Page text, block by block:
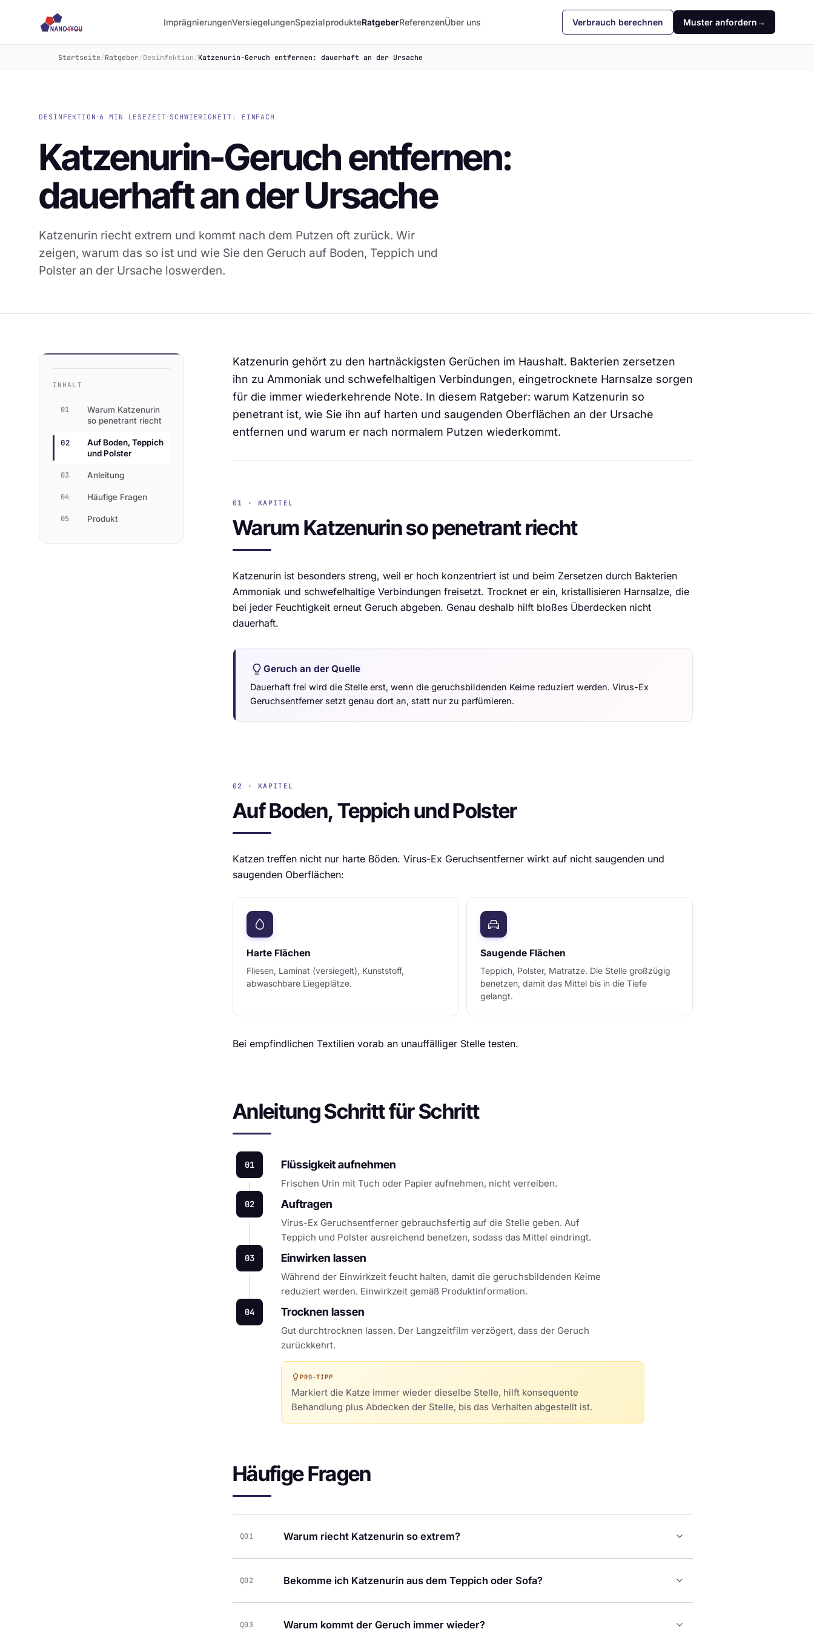
ImprägnierungenVersiegelungenSpezialprodukteRatgeberReferenzenÜber uns Verbrauch berechnen Muster anfordern→
Startseite /Ratgeber /Desinfektion /Katzenurin-Geruch entfernen: dauerhaft an der Ursache
DESINFEKTION ·6 MIN LESEZEIT· SCHWIERIGKEIT: EINFACH
Katzenurin-Geruch entfernen:
dauerhaft an der Ursache
Katzenurin riecht extrem und kommt nach dem Putzen oft zurück. Wir
zeigen, warum das so ist und wie Sie den Geruch auf Boden, Teppich und
Polster an der Ursache loswerden.
INHALT
01
Warum Katzenurin
so penetrant riecht
02
Auf Boden, Teppich
und Polster
03 Anleitung
04 Häufige Fragen
05 Produkt
Katzenurin gehört zu den hartnäckigsten Gerüchen im Haushalt. Bakterien zersetzen
ihn zu Ammoniak und schwefelhaltigen Verbindungen, eingetrocknete Harnsalze sorgen
für die immer wiederkehrende Note. In diesem Ratgeber: warum Katzenurin so
penetrant ist, wie Sie ihn auf harten und saugenden Oberflächen an der Ursache
entfernen und warum er nach normalem Putzen wiederkommt.
01 · KAPITEL
Warum Katzenurin so penetrant riecht
Katzenurin ist besonders streng, weil er hoch konzentriert ist und beim Zersetzen durch Bakterien
Ammoniak und schwefelhaltige Verbindungen freisetzt. Trocknet er ein, kristallisieren Harnsalze, die
bei jeder Feuchtigkeit erneut Geruch abgeben. Genau deshalb hilft bloßes Überdecken nicht
dauerhaft.
Geruch an der Quelle
Dauerhaft frei wird die Stelle erst, wenn die geruchsbildenden Keime reduziert werden. Virus-Ex
Geruchsentferner setzt genau dort an, statt nur zu parfümieren.
02 · KAPITEL
Auf Boden, Teppich und Polster
Katzen treffen nicht nur harte Böden. Virus-Ex Geruchsentferner wirkt auf nicht saugenden und
saugenden Oberflächen:
Harte Flächen
Fliesen, Laminat (versiegelt), Kunststoff,
abwaschbare Liegeplätze.
Saugende Flächen
Teppich, Polster, Matratze. Die Stelle großzügig
benetzen, damit das Mittel bis in die Tiefe
gelangt.
Bei empfindlichen Textilien vorab an unauffälliger Stelle testen.
Anleitung Schritt für Schritt
01 Flüssigkeit aufnehmen
Frischen Urin mit Tuch oder Papier aufnehmen, nicht verreiben.
02 Auftragen
Virus-Ex Geruchsentferner gebrauchsfertig auf die Stelle geben. Auf
Teppich und Polster ausreichend benetzen, sodass das Mittel eindringt.
03 Einwirken lassen
Während der Einwirkzeit feucht halten, damit die geruchsbildenden Keime
reduziert werden. Einwirkzeit gemäß Produktinformation.
04 Trocknen lassen
Gut durchtrocknen lassen. Der Langzeitfilm verzögert, dass der Geruch
zurückkehrt.
PRO-TIPP
Markiert die Katze immer wieder dieselbe Stelle, hilft konsequente
Behandlung plus Abdecken der Stelle, bis das Verhalten abgestellt ist.
Häufige Fragen
Q01 Warum riecht Katzenurin so extrem?
Q02 Bekomme ich Katzenurin aus dem Teppich oder Sofa?
Q03 Warum kommt der Geruch immer wieder?